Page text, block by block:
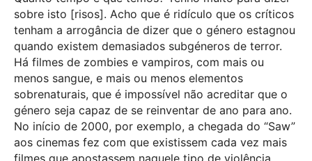
sobre isto [risos]. Acho que é ridículo que os críticos
tenham a arrogância de dizer que o género estagnou
quando existem demasiados subgéneros de terror.
Há filmes de zombies e vampiros, com mais ou
menos sangue, e mais ou menos elementos
sobrenaturais, que é impossível não acreditar que o
género seja capaz de se reinventar de ano para ano.
No início de 2000, por exemplo, a chegada do “Saw”
aos cinemas fez com que existissem cada vez mais
filmes que apostassem naquele tipo de violência